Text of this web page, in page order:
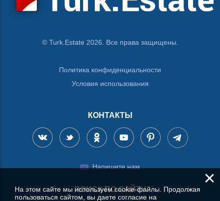
© Turk.Estate 2026. Все права защищены.
Политика конфиденциальности
Условия использования
КОНТАКТЫ
Напишите нам
ПОИСК ПО САЙТУ
×
На этом сайте мы используем cookie-файлы. Продолжая
пользоваться сайтом, вы даете согласие на